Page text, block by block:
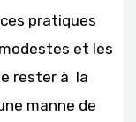
pratiques
et les
rester à la
manne de